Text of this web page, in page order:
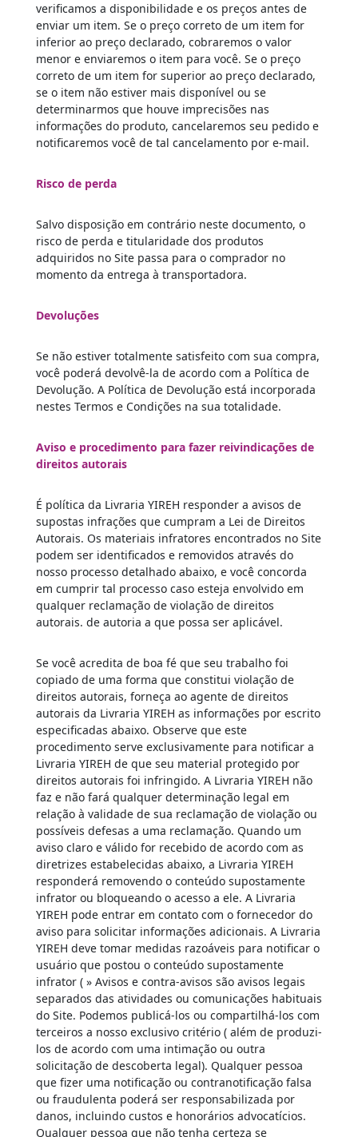
verificamos a disponibilidade e os preços antes de
enviar um item. Se o preço correto de um item for
inferior ao preço declarado, cobraremos o valor
menor e enviaremos o item para você. Se o preço
correto de um item for superior ao preço declarado,
se o item não estiver mais disponível ou se
determinarmos que houve imprecisões nas
informações do produto, cancelaremos seu pedido e
notificaremos você de tal cancelamento por e-mail.
Risco de perda
Salvo disposição em contrário neste documento, o
risco de perda e titularidade dos produtos
adquiridos no Site passa para o comprador no
momento da entrega à transportadora.
Devoluções
Se não estiver totalmente satisfeito com sua compra,
você poderá devolvê-la de acordo com a Política de
Devolução. A Política de Devolução está incorporada
nestes Termos e Condições na sua totalidade.
Aviso e procedimento para fazer reivindicações de
direitos autorais
É política da Livraria YIREH responder a avisos de
supostas infrações que cumpram a Lei de Direitos
Autorais. Os materiais infratores encontrados no Site
podem ser identificados e removidos através do
nosso processo detalhado abaixo, e você concorda
em cumprir tal processo caso esteja envolvido em
qualquer reclamação de violação de direitos
autorais. de autoria a que possa ser aplicável.
Se você acredita de boa fé que seu trabalho foi
copiado de uma forma que constitui violação de
direitos autorais, forneça ao agente de direitos
autorais da Livraria YIREH as informações por escrito
especificadas abaixo. Observe que este
procedimento serve exclusivamente para notificar a
Livraria YIREH de que seu material protegido por
direitos autorais foi infringido. A Livraria YIREH não
faz e não fará qualquer determinação legal em
relação à validade de sua reclamação de violação ou
possíveis defesas a uma reclamação. Quando um
aviso claro e válido for recebido de acordo com as
diretrizes estabelecidas abaixo, a Livraria YIREH
responderá removendo o conteúdo supostamente
infrator ou bloqueando o acesso a ele. A Livraria
YIREH pode entrar em contato com o fornecedor do
aviso para solicitar informações adicionais. A Livraria
YIREH deve tomar medidas razoáveis ​​para notificar o
usuário que postou o conteúdo supostamente
infrator ( » Avisos e contra-avisos são avisos legais
separados das atividades ou comunicações habituais
do Site. Podemos publicá-los ou compartilhá-los com
terceiros a nosso exclusivo critério ( além de produzi-
los de acordo com uma intimação ou outra
solicitação de descoberta legal). Qualquer pessoa
que fizer uma notificação ou contranotificação falsa
ou fraudulenta poderá ser responsabilizada por
danos, incluindo custos e honorários advocatícios.
Qualquer pessoa que não tenha certeza se